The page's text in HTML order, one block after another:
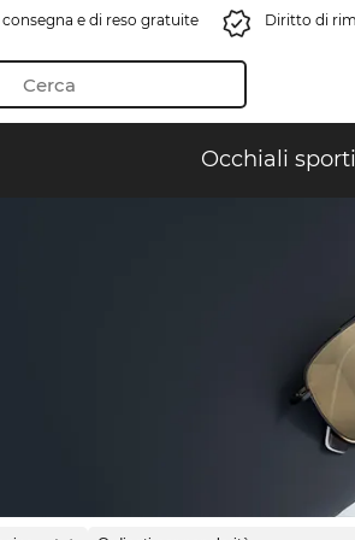
e di reso gratuite Diritto di
Occhiali